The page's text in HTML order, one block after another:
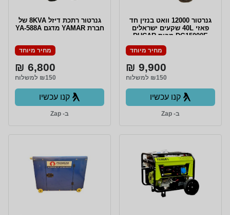
גנרטור 12000 וואט בנזין חד
פאזי 40L שקעים ישראלים
DG15000E מבית DUCAR
מחיר מיוחד
9,900 ₪
₪150 למשלוח
קנו עכשיו
ב- Zap
גנרטור רתכת דיזל 8KVA של
חברת YAMAR מדגם YA-588A
מחיר מיוחד
6,800 ₪
₪150 למשלוח
קנו עכשיו
ב- Zap